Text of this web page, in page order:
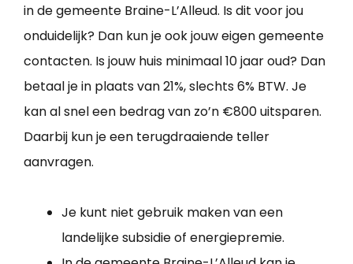
in de gemeente Braine-L’Alleud. Is dit voor jou
onduidelijk? Dan kun je ook jouw eigen gemeente
contacten. Is jouw huis minimaal 10 jaar oud? Dan
betaal je in plaats van 21%, slechts 6% BTW. Je
kan al snel een bedrag van zo’n €800 uitsparen.
Daarbij kun je een terugdraaiende teller
aanvragen.
Je kunt niet gebruik maken van een
landelijke subsidie of energiepremie.